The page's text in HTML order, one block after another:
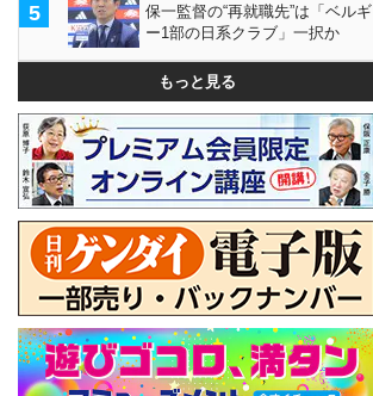
5
保一監督の“再就職先”は「ベルギ
ー1部の日系クラブ」一択か
もっと見る